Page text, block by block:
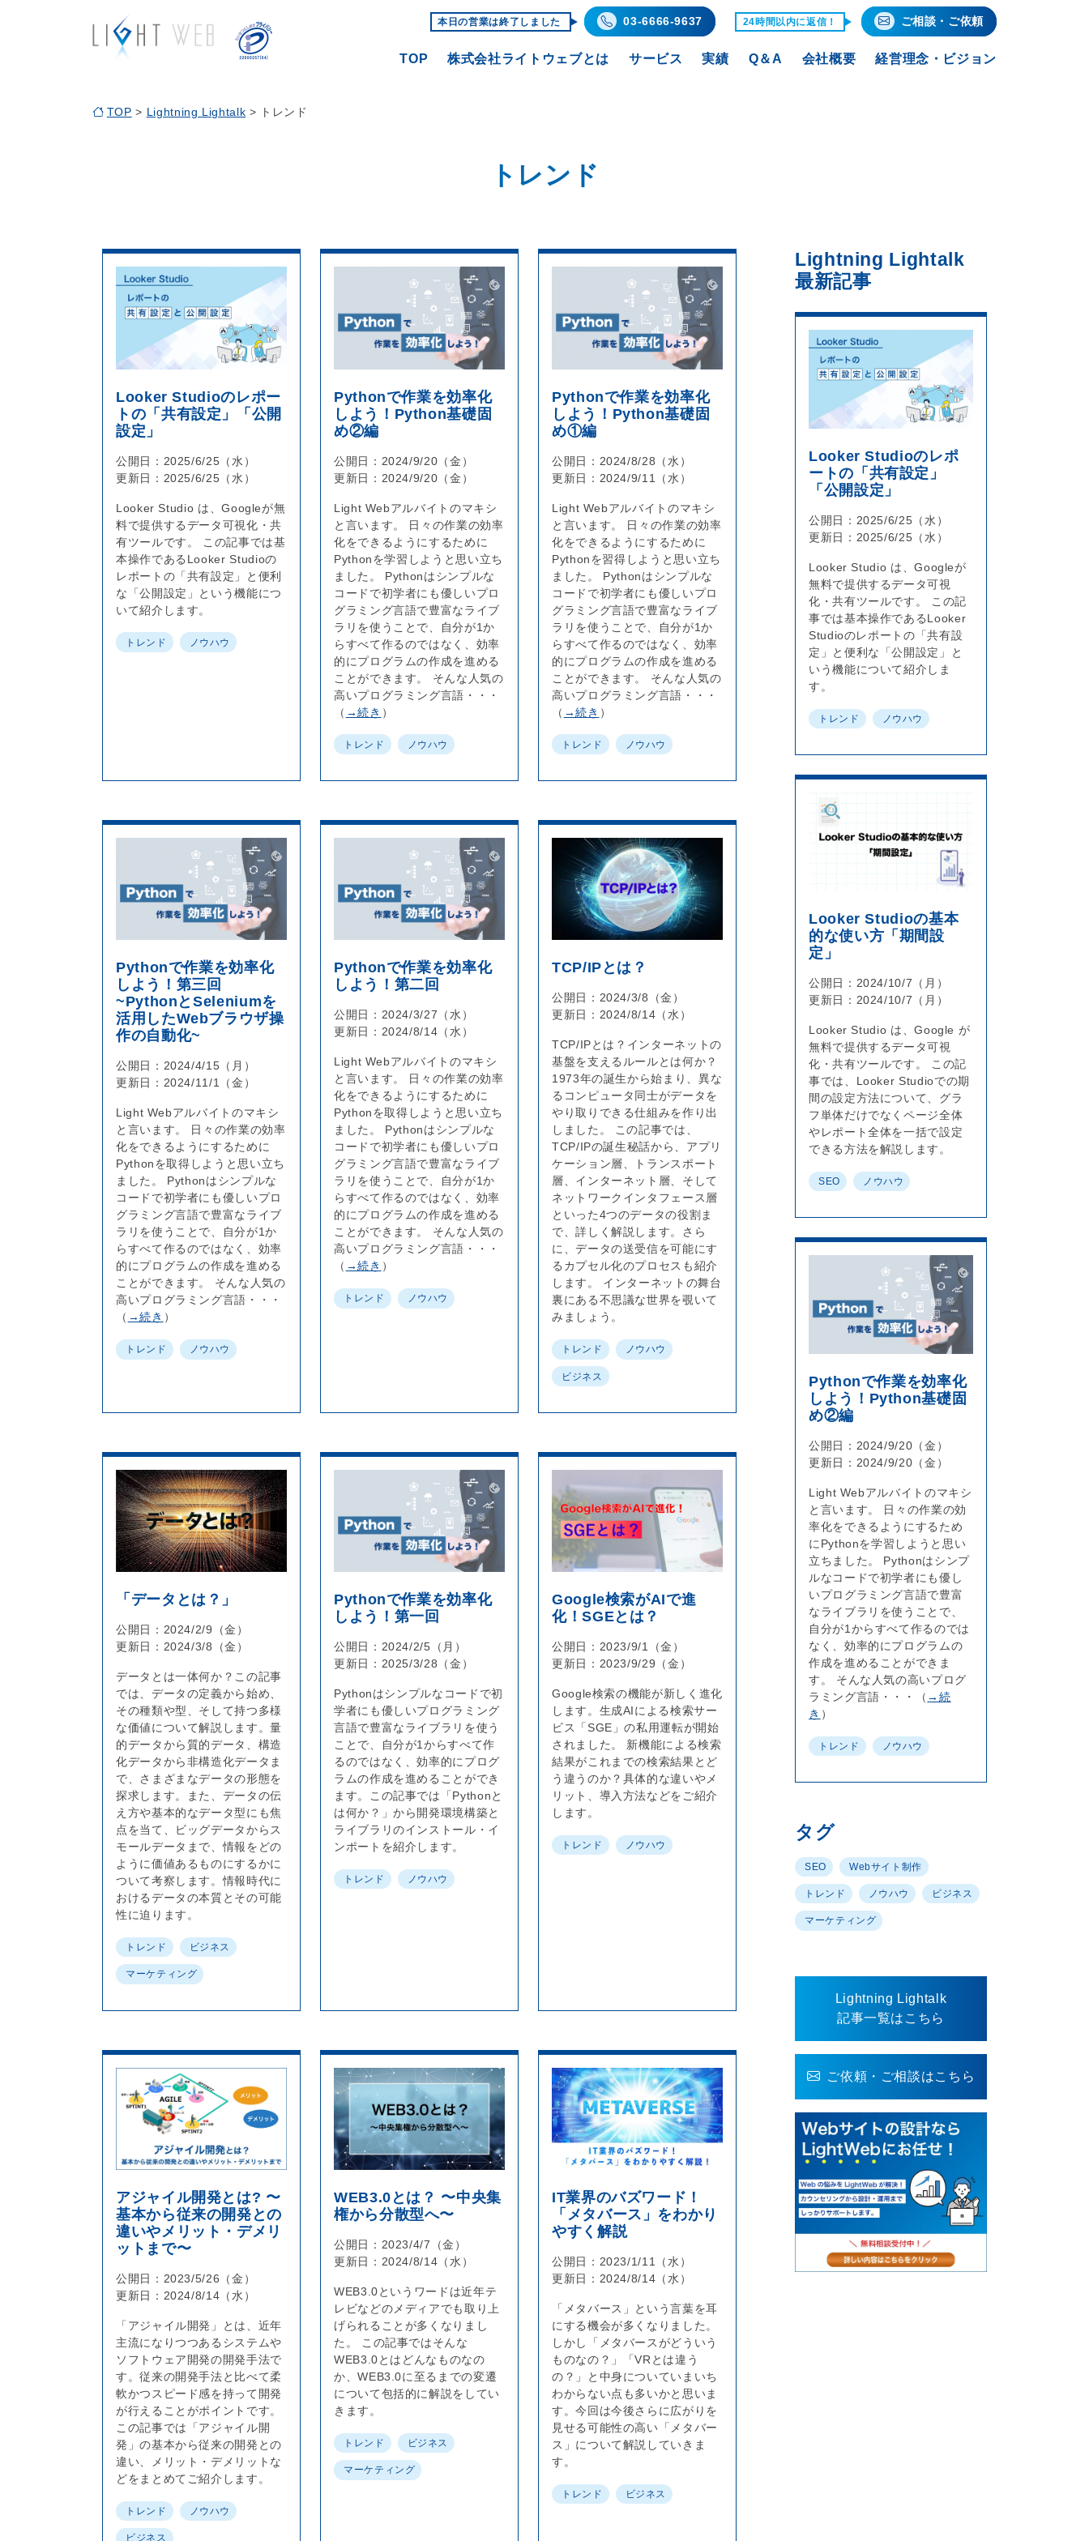
本日の営業は終了しました 03-6666-9637 24時間以内に返信！ ご相談・ご依頼
TOP 株式会社ライトウェブとは サービス 実績 Q＆A 会社概要 経営理念・ビジョン
TOP > Lightning Lightalk > トレンド
トレンド
Looker Studioのレポー
トの「共有設定」「公開
設定」
公開日： 2025/6/25（水）
更新日： 2025/6/25（水）
Looker Studio は、Googleが無
料で提供するデータ可視化・共
有ツールです。 この記事では基
本操作であるLooker Studioの
レポートの「共有設定」と便利
な「公開設定」という機能につ
いて紹介します。
トレンド ノウハウ
Pythonで作業を効率化
しよう！Python基礎固
め②編
公開日： 2024/9/20（金）
更新日： 2024/9/20（金）
Light Webアルバイトのマキシ
と言います。 日々の作業の効率
化をできるようにするために
Pythonを学習しようと思い立ち
ました。 Pythonはシンプルな
コードで初学者にも優しいプロ
グラミング言語で豊富なライブ
ラリを使うことで、自分が1か
らすべて作るのではなく、効率
的にプログラムの作成を進める
ことができます。 そんな人気の
高いプログラミング言語・・・
（ →続き ）
トレンド ノウハウ
Pythonで作業を効率化
しよう！Python基礎固
め①編
公開日： 2024/8/28（水）
更新日： 2024/9/11（水）
Light Webアルバイトのマキシ
と言います。 日々の作業の効率
化をできるようにするために
Pythonを習得しようと思い立ち
ました。 Pythonはシンプルな
コードで初学者にも優しいプロ
グラミング言語で豊富なライブ
ラリを使うことで、自分が1か
らすべて作るのではなく、効率
的にプログラムの作成を進める
ことができます。 そんな人気の
高いプログラミング言語・・・
（ →続き ）
トレンド ノウハウ
Pythonで作業を効率化
しよう！第三回
~PythonとSeleniumを
活用したWebブラウザ操
作の自動化~
公開日： 2024/4/15（月）
更新日： 2024/11/1（金）
Light Webアルバイトのマキシ
と言います。 日々の作業の効率
化をできるようにするために
Pythonを取得しようと思い立ち
ました。 Pythonはシンプルな
コードで初学者にも優しいプロ
グラミング言語で豊富なライブ
ラリを使うことで、自分が1か
らすべて作るのではなく、効率
的にプログラムの作成を進める
ことができます。 そんな人気の
高いプログラミング言語・・・
（ →続き ）
トレンド ノウハウ
Pythonで作業を効率化
しよう！第二回
公開日： 2024/3/27（水）
更新日： 2024/8/14（水）
Light Webアルバイトのマキシ
と言います。 日々の作業の効率
化をできるようにするために
Pythonを取得しようと思い立ち
ました。 Pythonはシンプルな
コードで初学者にも優しいプロ
グラミング言語で豊富なライブ
ラリを使うことで、自分が1か
らすべて作るのではなく、効率
的にプログラムの作成を進める
ことができます。 そんな人気の
高いプログラミング言語・・・
（ →続き ）
トレンド ノウハウ
TCP/IPとは？
公開日： 2024/3/8（金）
更新日： 2024/8/14（水）
TCP/IPとは？インターネットの
基盤を支えるルールとは何か？
1973年の誕生から始まり、異な
るコンピュータ同士がデータを
やり取りできる仕組みを作り出
しました。 この記事では、
TCP/IPの誕生秘話から、アプリ
ケーション層、トランスポート
層、インターネット層、そして
ネットワークインタフェース層
といった4つのデータの役割ま
で、詳しく解説します。さら
に、データの送受信を可能にす
るカプセル化のプロセスも紹介
します。 インターネットの舞台
裏にある不思議な世界を覗いて
みましょう。
トレンド ノウハウ
ビジネス
「データとは？」
公開日： 2024/2/9（金）
更新日： 2024/3/8（金）
データとは一体何か？この記事
では、データの定義から始め、
その種類や型、そして持つ多様
な価値について解説します。量
的データから質的データ、構造
化データから非構造化データま
で、さまざまなデータの形態を
探求します。また、データの伝
え方や基本的なデータ型にも焦
点を当て、ビッグデータからス
モールデータまで、情報をどの
ように価値あるものにするかに
ついて考察します。情報時代に
おけるデータの本質とその可能
性に迫ります。
トレンド ビジネス
マーケティング
Pythonで作業を効率化
しよう！第一回
公開日： 2024/2/5（月）
更新日： 2025/3/28（金）
Pythonはシンプルなコードで初
学者にも優しいプログラミング
言語で豊富なライブラリを使う
ことで、自分が1からすべて作
るのではなく、効率的にプログ
ラムの作成を進めることができ
ます。この記事では「Pythonと
は何か？」から開発環境構築と
ライブラリのインストール・イ
ンポートを紹介します。
トレンド ノウハウ
Google検索がAIで進
化！SGEとは？
公開日： 2023/9/1（金）
更新日： 2023/9/29（金）
Google検索の機能が新しく進化
します。生成AIによる検索サー
ビス「SGE」の私用運転が開始
されました。 新機能による検索
結果がこれまでの検索結果とど
う違うのか？具体的な違いやメ
リット、導入方法などをご紹介
します。
トレンド ノウハウ
アジャイル開発とは? 〜
基本から従来の開発との
違いやメリット・デメリ
ットまで〜
公開日： 2023/5/26（金）
更新日： 2024/8/14（水）
「アジャイル開発」とは、近年
主流になりつつあるシステムや
ソフトウェア開発の開発手法で
す。従来の開発手法と比べて柔
軟かつスピード感を持って開発
が行えることがポイントです。
この記事では「アジャイル開
発」の基本から従来の開発との
違い、メリット・デメリットな
どをまとめてご紹介します。
トレンド ノウハウ
ビジネス
WEB3.0とは？ 〜中央集
権から分散型へ〜
公開日： 2023/4/7（金）
更新日： 2024/8/14（水）
WEB3.0というワードは近年テ
レビなどのメディアでも取り上
げられることが多くなりまし
た。 この記事ではそんな
WEB3.0とはどんなものなの
か、WEB3.0に至るまでの変遷
について包括的に解説をしてい
きます。
トレンド ビジネス
マーケティング
IT業界のバズワード！
「メタバース」をわかり
やすく解説
公開日： 2023/1/11（水）
更新日： 2024/8/14（水）
「メタバース」という言葉を耳
にする機会が多くなりました。
しかし「メタバースがどういう
ものなの？」「VRとは違う
の？」と中身についていまいち
わからない点も多いかと思いま
す。今回は今後さらに広がりを
見せる可能性の高い「メタバー
ス」について解説していきま
す。
トレンド ビジネス
Lightning Lightalk
最新記事
Looker Studioのレポ
ートの「共有設定」
「公開設定」
公開日： 2025/6/25（水）
更新日： 2025/6/25（水）
Looker Studio は、Googleが
無料で提供するデータ可視
化・共有ツールです。 この記
事では基本操作であるLooker
Studioのレポートの「共有設
定」と便利な「公開設定」と
いう機能について紹介しま
す。
トレンド ノウハウ
Looker Studioの基本
的な使い方「期間設
定」
公開日： 2024/10/7（月）
更新日： 2024/10/7（月）
Looker Studio は、Google が
無料で提供するデータ可視
化・共有ツールです。 この記
事では、Looker Studioでの期
間の設定方法について、グラ
フ単体だけでなくページ全体
やレポート全体を一括で設定
できる方法を解説します。
SEO ノウハウ
Pythonで作業を効率化
しよう！Python基礎固
め②編
公開日： 2024/9/20（金）
更新日： 2024/9/20（金）
Light Webアルバイトのマキシ
と言います。 日々の作業の効
率化をできるようにするため
にPythonを学習しようと思い
立ちました。 Pythonはシンプ
ルなコードで初学者にも優し
いプログラミング言語で豊富
なライブラリを使うことで、
自分が1からすべて作るのでは
なく、効率的にプログラムの
作成を進めることができま
す。 そんな人気の高いプログ
ラミング言語・・・（ →続
き ）
トレンド ノウハウ
タグ
SEO Webサイト制作
トレンド ノウハウ ビジネス
マーケティング
Lightning Lightalk
記事一覧はこちら
ご依頼・ご相談はこちら